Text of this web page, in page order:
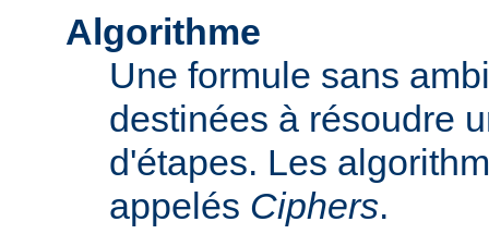
Algorithme
Une formule sans
destinées à résoudre
d'étapes. Les
appelés Ciphers.